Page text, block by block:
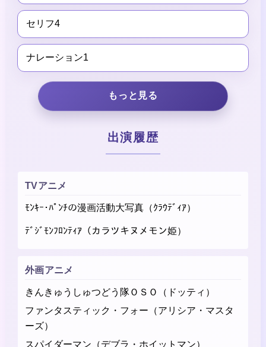
セリフ4
ナレーション1
もっと見る
出演履歴
TVアニメ
ﾓﾝｷｰ･ﾊﾟﾝﾁの漫画活動大写真（ｸﾗｳﾃﾞｨｱ）
ﾃﾞｼﾞﾓﾝﾌﾛﾝﾃｨｱ（カラツキヌメモン姫）
外画アニメ
きんきゅうしゅつどう隊ＯＳＯ（ドッティ）
ファンタスティック・フォー（アリシア・マスタ
ーズ）
スパイダーマン（デブラ・ホイットマン）